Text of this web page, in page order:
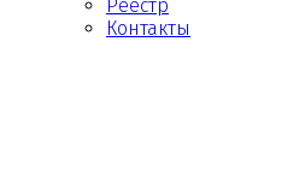
Реестр
Контакты